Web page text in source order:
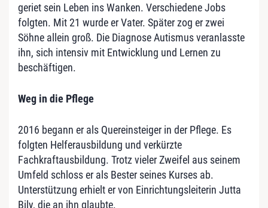
geriet sein Leben ins Wanken. Verschiedene Jobs
folgten. Mit 21 wurde er Vater. Später zog er zwei
Söhne allein groß. Die Diagnose Autismus veranlasste
ihn, sich intensiv mit Entwicklung und Lernen zu
beschäftigen.
Weg in die Pflege
2016 begann er als Quereinsteiger in der Pflege. Es
folgten Helferausbildung und verkürzte
Fachkraftausbildung. Trotz vieler Zweifel aus seinem
Umfeld schloss er als Bester seines Kurses ab.
Unterstützung erhielt er von Einrichtungsleiterin Jutta
Bily, die an ihn glaubte.